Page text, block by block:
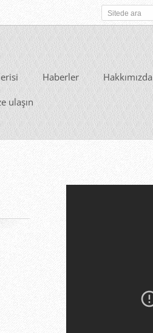
Haberler Hakkımızda
ulaşın